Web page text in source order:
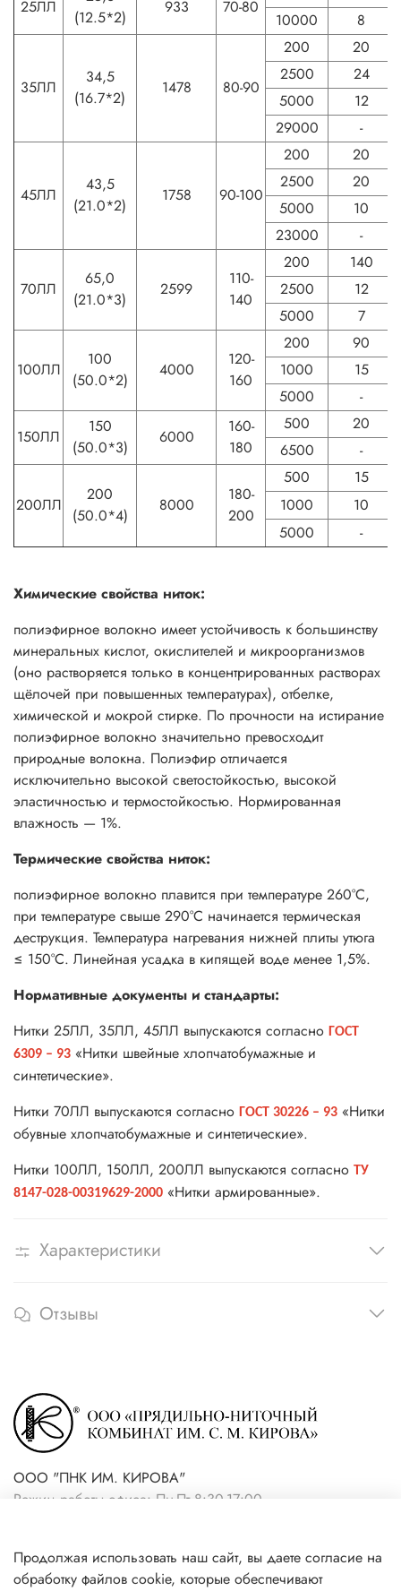
25ЛЛ
(12.5*2)
933 70-80
10000
8
35ЛЛ
34,5
(16.7*2)
1478 80-90
200
20
2500
24
5000
12
29000
-
45ЛЛ
43,5
(21.0*2)
1758 90-100
200
20
2500
20
5000
10
23000
-
70ЛЛ
65,0
(21.0*3)
2599
110-
140
200
140
2500
12
5000
7
100ЛЛ
100
(50.0*2)
4000
120-
160
200
90
1000
15
5000
-
150ЛЛ
150
(50.0*3)
6000
160-
180
500
20
6500
-
200ЛЛ
200
(50.0*4)
8000
180-
200
500
15
1000
10
5000
-
Химические свойства ниток:
полиэфирное волокно имеет устойчивость к большинству
минеральных кислот, окислителей и микроорганизмов
(оно растворяется только в концентрированных растворах
щёлочей при повышенных температурах), отбелке,
химической и мокрой стирке. По прочности на истирание
полиэфирное волокно значительно превосходит
природные волокна. Полиэфир отличается
исключительно высокой светостойкостью, высокой
эластичностью и термостойкостью. Нормированная
влажность — 1%.
Термические свойства ниток:
полиэфирное волокно плавится при температуре 260°С,
при температуре свыше 290°С начинается термическая
деструкция. Температура нагревания нижней плиты утюга
≤ 150°С. Линейная усадка в кипящей воде менее 1,5%.
Нормативные документы и стандарты:
Нитки 25ЛЛ, 35ЛЛ, 45ЛЛ выпускаются согласно ГОСТ
6309 – 93 «Нитки швейные хлопчатобумажные и
синтетические».
Нитки 70ЛЛ выпускаются согласно ГОСТ 30226 – 93 «Нитки
обувные хлопчатобумажные и синтетические».
Нитки 100ЛЛ, 150ЛЛ, 200ЛЛ выпускаются согласно ТУ
8147-028-00319629-2000 «Нитки армированные».
Характеристики
Отзывы
ООО "ПНК ИМ. КИРОВА"
Режим работы офиса: Пн-Пт 8:30-17:00
магазин)
Продолжая использовать наш сайт, вы даете согласие на
обработку файлов cookie, которые обеспечивают